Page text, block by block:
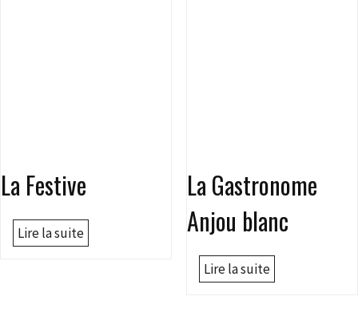
La Festive
Lire la suite
La Gastronome
Anjou blanc
Lire la suite